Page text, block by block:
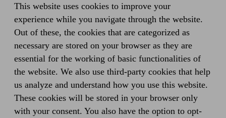
This website uses cookies to improve your
experience while you navigate through the website.
Out of these, the cookies that are categorized as
necessary are stored on your browser as they are
essential for the working of basic functionalities of
the website. We also use third-party cookies that help
us analyze and understand how you use this website.
These cookies will be stored in your browser only
with your consent. You also have the option to opt-